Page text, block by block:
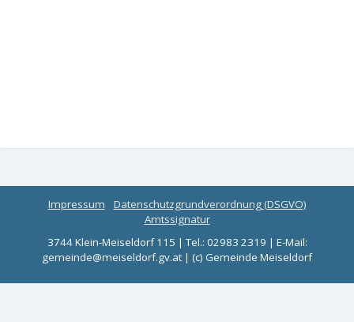
Impressum
Datenschutzgrundverordnung (DSGVO)
Amtssignatur
3744 Klein-Meiseldorf 115 | Tel.: 02983 2319 | E-Mail:
gemeinde@meiseldorf.gv.at | (c) Gemeinde Meiseldorf